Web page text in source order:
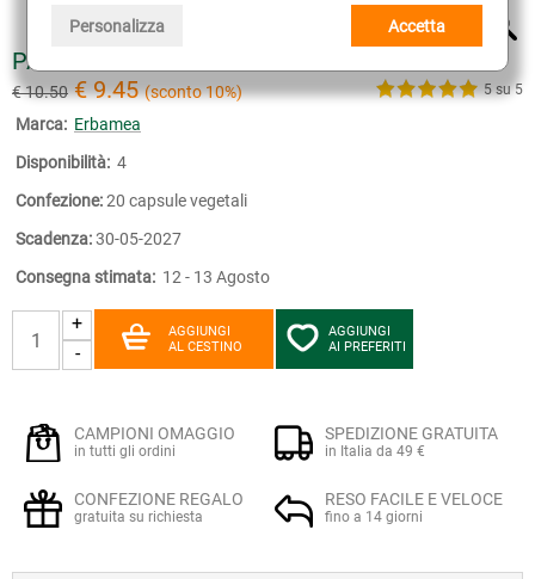
Personalizza Accetta
PAPAYA FERMENTATA CAPSULE VEGETALI
€ 10.50 € 9.45(sconto 10%) 5 su 5
Marca: Erbamea
Disponibilità: 4
Confezione:20 capsule vegetali
Scadenza:30-05-2027
Consegna stimata: 12 - 13 Agosto
+
-
AGGIUNGI
AL CESTINO
AGGIUNGI
AI PREFERITI
CAMPIONI OMAGGIO
in tutti gli ordini
SPEDIZIONE GRATUITA
in Italia da 49 €
CONFEZIONE REGALO
gratuita su richiesta
RESO FACILE E VELOCE
fino a 14 giorni